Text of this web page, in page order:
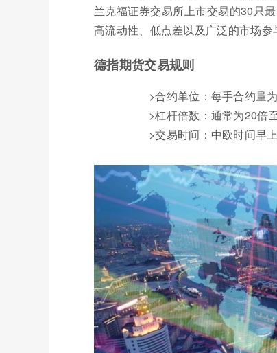
兰克福证券交易所上市交易的30只
高流动性、低点差以及广泛的市场参
德指期货交易规则
>合约单位：每手合约量为
>杠杆倍数：通常为20倍
>交易时间：中欧时间早